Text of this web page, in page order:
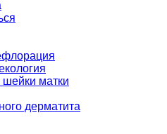
матки
дерматита